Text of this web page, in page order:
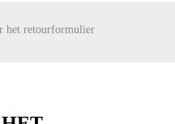
het retourformulier